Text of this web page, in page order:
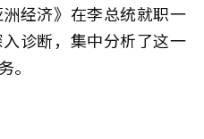
经济》在李总统就职一
诊断，集中分析了这一
。